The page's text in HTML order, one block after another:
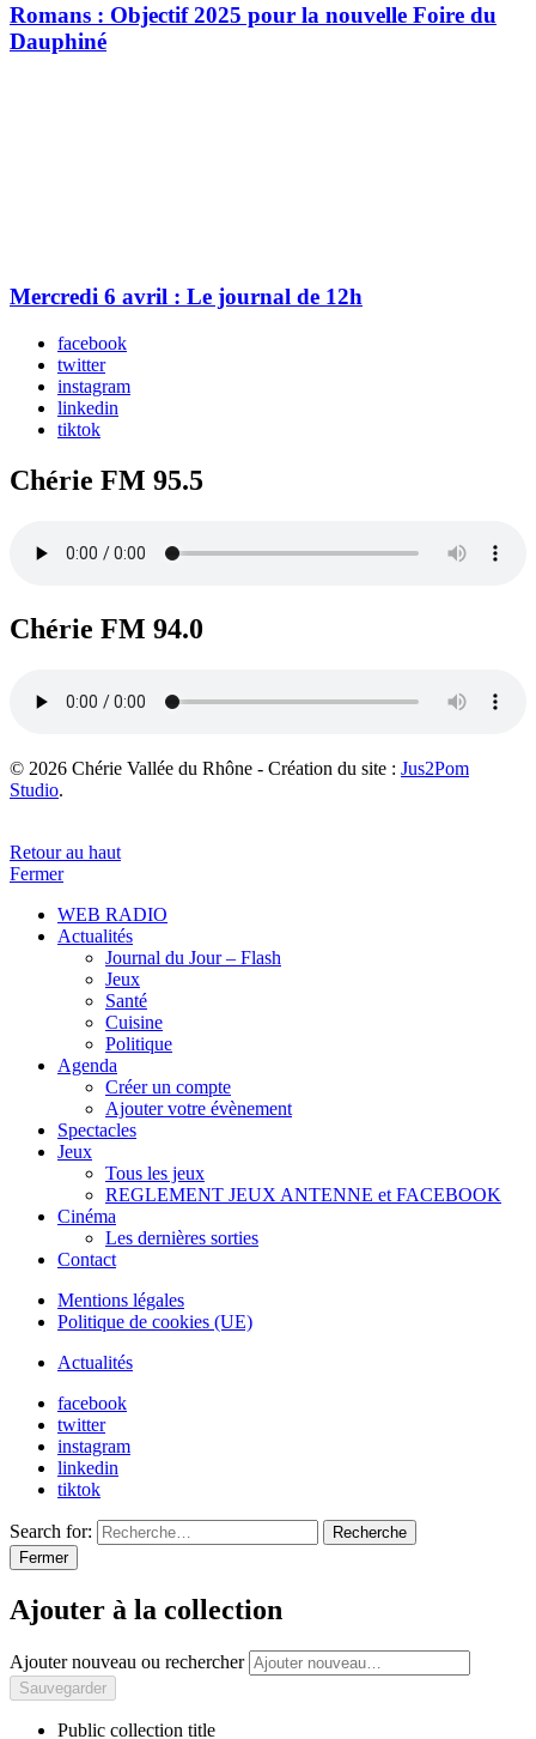
Romans : Objectif 2025 pour la nouvelle Foire du
Dauphiné
Mercredi 6 avril : Le journal de 12h
facebook
twitter
instagram
linkedin
tiktok
Chérie FM 95.5
Chérie FM 94.0
© 2026 Chérie Vallée du Rhône - Création du site : Jus2Pom
Studio.
Retour au haut
Fermer
WEB RADIO
Actualités
Journal du Jour – Flash
Jeux
Santé
Cuisine
Politique
Agenda
Créer un compte
Ajouter votre évènement
Spectacles
Jeux
Tous les jeux
REGLEMENT JEUX ANTENNE et FACEBOOK
Cinéma
Les dernières sorties
Contact
Mentions légales
Politique de cookies (UE)
Actualités
facebook
twitter
instagram
linkedin
tiktok
Search for:
Recherche
Fermer
Ajouter à la collection
Ajouter nouveau ou rechercher
Public collection title